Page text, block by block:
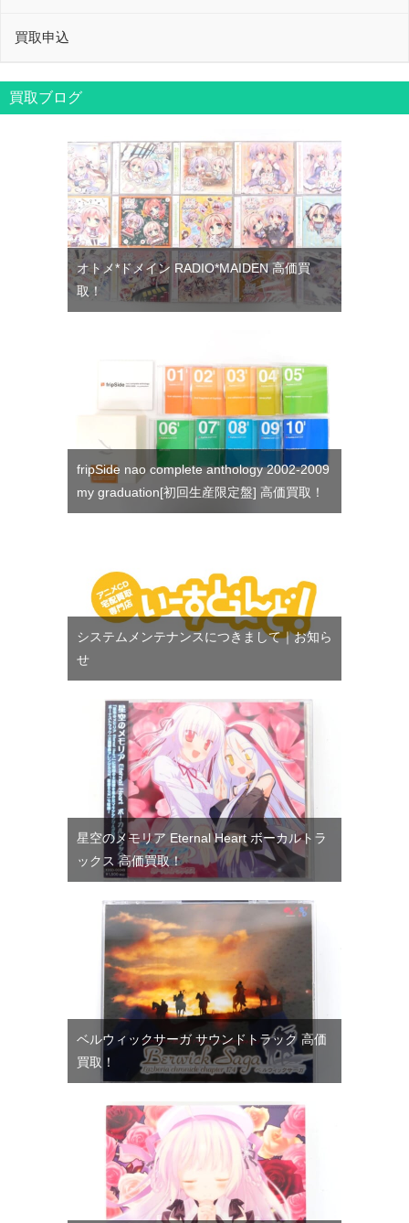
買取申込
買取ブログ
オトメ*ドメイン RADIO*MAIDEN 高価買
取！
fripSide nao complete anthology 2002-2009
my graduation[初回生産限定盤] 高価買取！
システムメンテナンスにつきまして｜お知ら
せ
星空のメモリア Eternal Heart ボーカルトラ
ックス 高価買取！
ベルウィックサーガ サウンドトラック 高価
買取！